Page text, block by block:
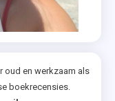
oud en werkzaam als
boekrecensies.